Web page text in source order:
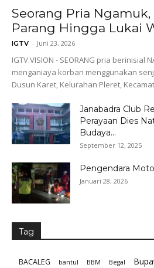
Seorang Pria
Parang Hingga Lukai
IGTV - Juni 23, 2026
IGTV.VISION - SEORANG pria berinisial
menganiaya korban menggunakan
Dusun Karet, Kelurahan Pleret,
Janabadra Club
Perayaan Dies
Budaya...
September 12, 2025
Pengendara
Januari 28, 2026
Tag
BACALEG bantul BBM Begal